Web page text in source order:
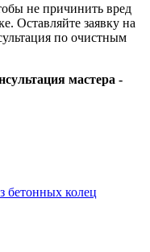
не причинить вред
Оставляйте заявку на
по очистным
мастера -
бетонных колец